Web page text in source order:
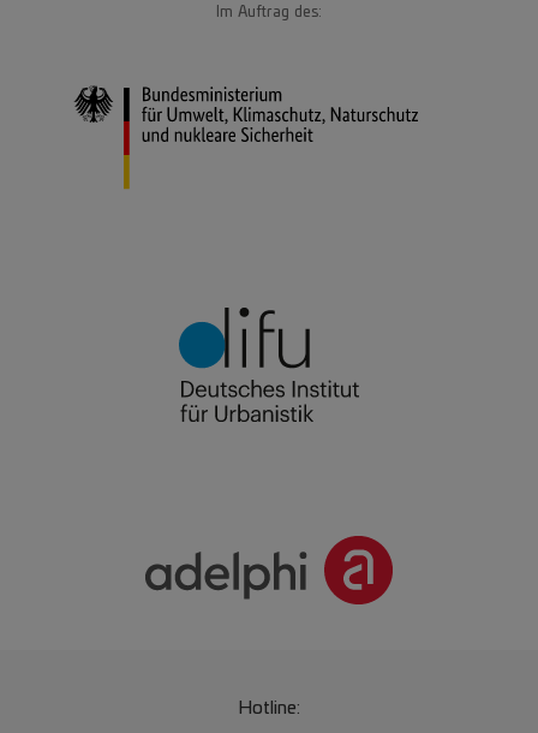
Im Auftrag des:
Hotline: